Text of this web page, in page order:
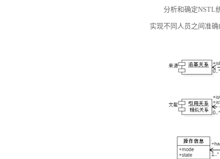
分析和确定NSTL
实现不同人员之间准